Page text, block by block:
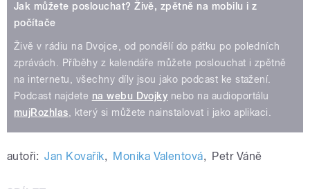
Jak můžete poslouchat?Živě, zpětně na mobilu i z
počítače
Živě v rádiu na Dvojce, od pondělí do pátku po poledních
zprávách. Příběhy z kalendáře můžete poslouchat i zpětně
na internetu, všechny díly jsou jako podcast ke stažení.
Podcast najdete na webu Dvojky nebo na audioportálu
mujRozhlas, který si můžete nainstalovat i jako aplikaci.
autoři: Jan Kovařík, Monika Valentová, Petr Váně